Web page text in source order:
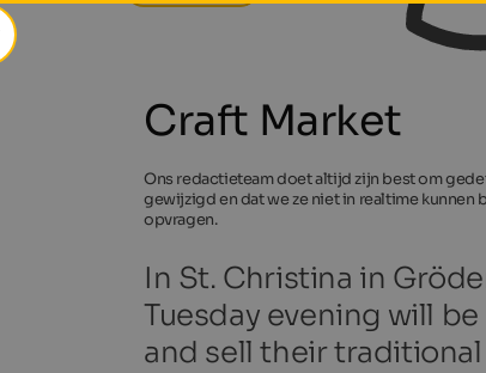
Craft Market
Ons redactieteam doet altijd zijn best om
gewijzigd en dat we ze niet in realtime
opvragen.
In St. Christina in
Tuesday evening will
and sell their